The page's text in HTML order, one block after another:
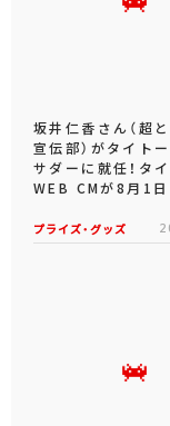
坂井仁香さん（超
宣伝部）がタイト
サダーに就任！タ
WEB CMが8月1
プライズ・グッズ